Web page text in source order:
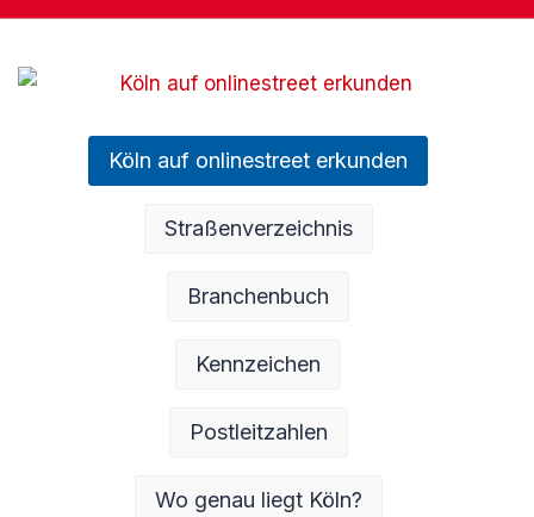
Köln auf onlinestreet erkunden
Straßenverzeichnis
Branchenbuch
Kennzeichen
Postleitzahlen
Wo genau liegt Köln?